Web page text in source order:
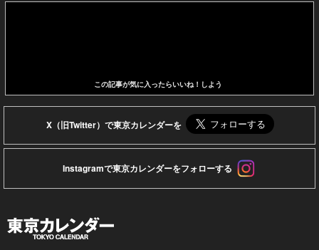
この記事が気に入ったらいいね！しよう
X（旧Twitter）で東京カレンダーを
Instagramで東京カレンダーをフォローする